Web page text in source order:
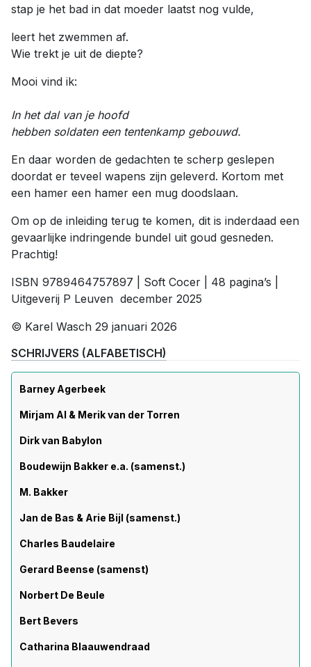
stap je het bad in dat moeder laatst nog vulde,
leert het zwemmen af.
Wie trekt je uit de diepte?
Mooi vind ik:
In het dal van je hoofd
hebben soldaten een tentenkamp gebouwd.
En daar worden de gedachten te scherp geslepen
doordat er teveel wapens zijn geleverd. Kortom met
een hamer een hamer een mug doodslaan.
Om op de inleiding terug te komen, dit is inderdaad een
gevaarlijke indringende bundel uit goud gesneden.
Prachtig!
ISBN 9789464757897 | Soft Cocer | 48 pagina’s |
Uitgeverij P Leuven december 2025
© Karel Wasch 29 januari 2026
SCHRIJVERS (ALFABETISCH)
Barney Agerbeek
Mirjam Al & Merik van der Torren
Dirk van Babylon
Boudewijn Bakker e.a. (samenst.)
M. Bakker
Jan de Bas & Arie Bijl (samenst.)
Charles Baudelaire
Gerard Beense (samenst)
Norbert De Beule
Bert Bevers
Catharina Blaauwendraad